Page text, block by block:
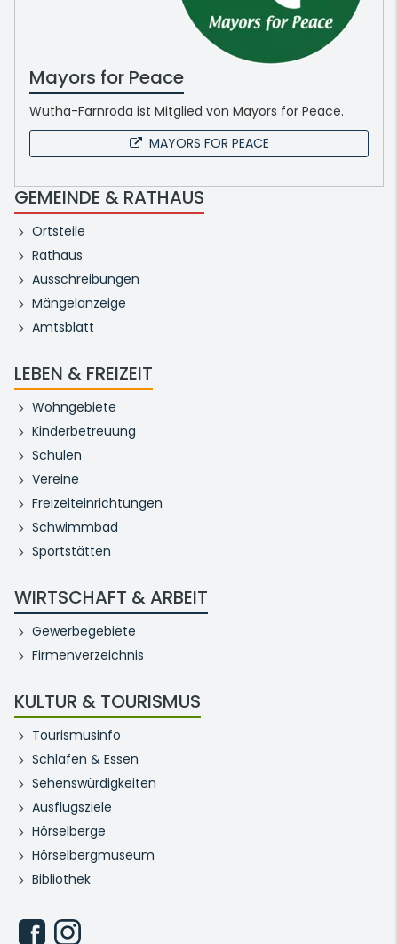
Mayors for Peace
Wutha-Farnroda ist Mitglied von Mayors for Peace.
MAYORS FOR PEACE
GEMEINDE & RATHAUS
Ortsteile
Rathaus
Ausschreibungen
Mängelanzeige
Amtsblatt
LEBEN & FREIZEIT
Wohngebiete
Kinderbetreuung
Schulen
Vereine
Freizeiteinrichtungen
Schwimmbad
Sportstätten
WIRTSCHAFT & ARBEIT
Gewerbegebiete
Firmenverzeichnis
KULTUR & TOURISMUS
Tourismusinfo
Schlafen & Essen
Sehenswürdigkeiten
Ausflugsziele
Hörselberge
Hörselbergmuseum
Bibliothek